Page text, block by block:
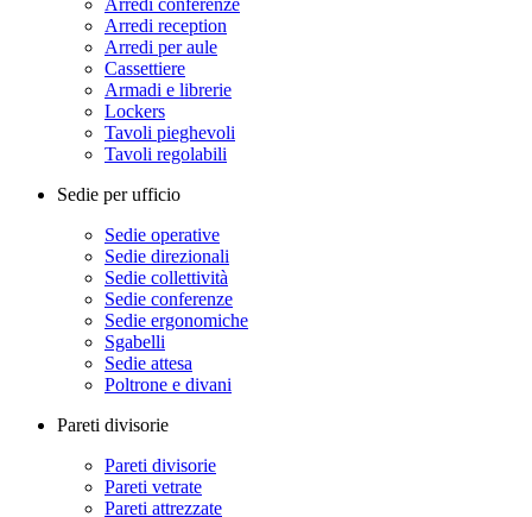
Arredi reception
Arredi per aule
Cassettiere
Armadi e librerie
Lockers
Tavoli pieghevoli
Tavoli regolabili
Sedie per ufficio
Sedie operative
Sedie direzionali
Sedie collettività
Sedie conferenze
Sedie ergonomiche
Sgabelli
Sedie attesa
Poltrone e divani
Pareti divisorie
Pareti divisorie
Pareti vetrate
Pareti attrezzate